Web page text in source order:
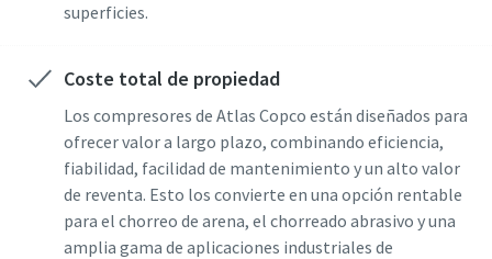
superficies.
Coste total de propiedad
Los compresores de Atlas Copco están diseñados para
ofrecer valor a largo plazo, combinando eficiencia,
fiabilidad, facilidad de mantenimiento y un alto valor
de reventa. Esto los convierte en una opción rentable
para el chorreo de arena, el chorreado abrasivo y una
amplia gama de aplicaciones industriales de